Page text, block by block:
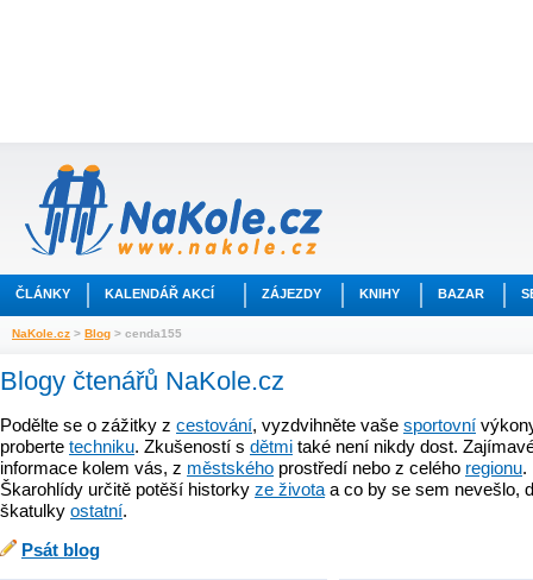
ČLÁNKY KALENDÁŘ AKCÍ ZÁJEZDY KNIHY BAZAR
NaKole.cz > Blog > cenda155
Blogy čtenářů NaKole.cz
Podělte se o zážitky z cestování, vyzdvihněte vaše sportovní
proberte techniku. Zkušeností s dětmi také není nikdy dost.
informace kolem vás, z městského prostředí nebo z celého regionu.
Škarohlídy určitě potěší historky ze života a co by se sem nevešlo,
škatulky ostatní.
Psát blog